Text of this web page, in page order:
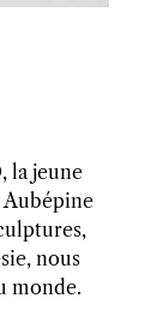
la jeune
Aubépine
nous
monde.